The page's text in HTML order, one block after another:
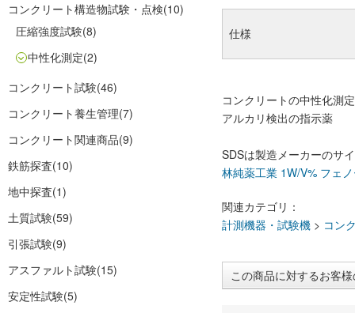
コンクリート構造物試験・点検(10)
圧縮強度試験(8)
中性化測定(2)
コンクリート試験(46)
コンクリート養生管理(7)
コンクリート関連商品(9)
鉄筋探査(10)
地中探査(1)
土質試験(59)
引張試験(9)
アスファルト試験(15)
安定性試験(5)
仕様
コンクリートの中性化測
アルカリ検出の指示薬
SDSは製造メーカーのサ
林純薬工業 1W/V% フェ
関連カテゴリ：
計測機器・試験機 > コン
この商品に対するお客